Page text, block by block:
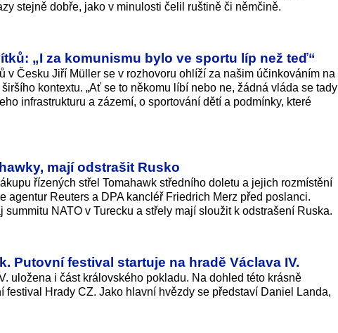
stejně dobře, jako v minulosti čelil ruštině či němčině.
„I za komunismu bylo ve sportu líp než teď“
v Česku Jiří Müller se v rozhovoru ohlíží za našim účinkováním na
kontextu. „Ať se to někomu líbí nebo ne, žádná vláda se tady
infrastrukturu a zázemí, o sportování dětí a podmínky, které
mají odstrašit Rusko
řízených střel Tomahawk středního doletu a jejich rozmístění
agentur Reuters a DPA kancléř Friedrich Merz před poslanci.
NATO v Turecku a střely mají sloužit k odstrašení Ruska.
Putovní festival startuje na hradě Václava IV.
uložena i část královského pokladu. Na dohled této krásně
Hrady CZ. Jako hlavní hvězdy se představí Daniel Landa,